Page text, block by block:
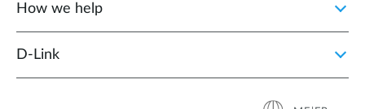
How we help
D‑Link